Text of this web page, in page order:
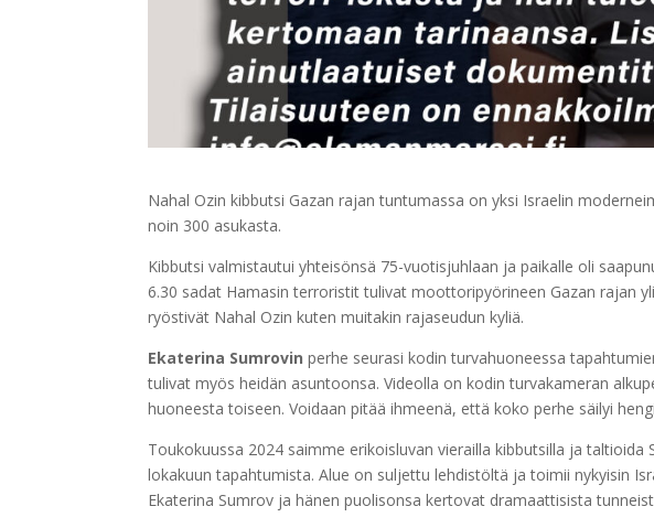
Nahal Ozin kibbutsi Gazan rajan tuntumassa on yksi Israelin
noin 300 asukasta.
Kibbutsi valmistautui yhteisönsä 75-vuotisjuhlaan ja paikalle oli
6.30 sadat Hamasin terroristit tulivat moottoripyörineen Gazan rajan
ryöstivät Nahal Ozin kuten muitakin rajaseudun kyliä.
Ekaterina Sumrovin perhe seurasi kodin turvahuoneessa
tulivat myös heidän asuntoonsa. Videolla on kodin turvakameran
huoneesta toiseen. Voidaan pitää ihmeenä, että koko perhe säilyi
Toukokuussa 2024 saimme erikoisluvan vierailla kibbutsilla ja
lokakuun tapahtumista. Alue on suljettu lehdistöltä ja toimii nykyisin
Ekaterina Sumrov ja hänen puolisonsa kertovat dramaattisista